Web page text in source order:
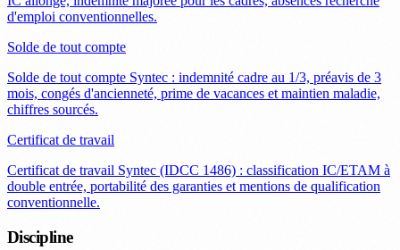
d'emploi conventionnelles.
Solde de tout compte
Solde de tout compte Syntec : indemnité cadre au 1/3, préavis de 3
mois, congés d'ancienneté, prime de vacances et maintien maladie,
chiffres sourcés.
Certificat de travail
Certificat de travail Syntec (IDCC 1486) : classification IC/ETAM à
double entrée, portabilité des garanties et mentions de qualification
conventionnelle.
Discipline